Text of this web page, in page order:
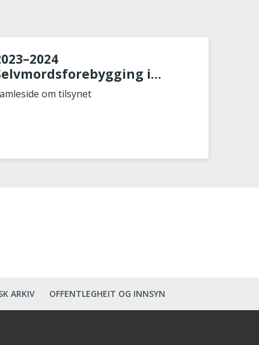
i
helsevern for voksne
om tilsynet
ARKIV OFFENTLEGHEIT OG INNSYN